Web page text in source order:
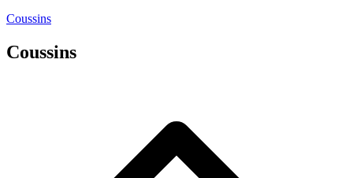
Coussins
Coussins